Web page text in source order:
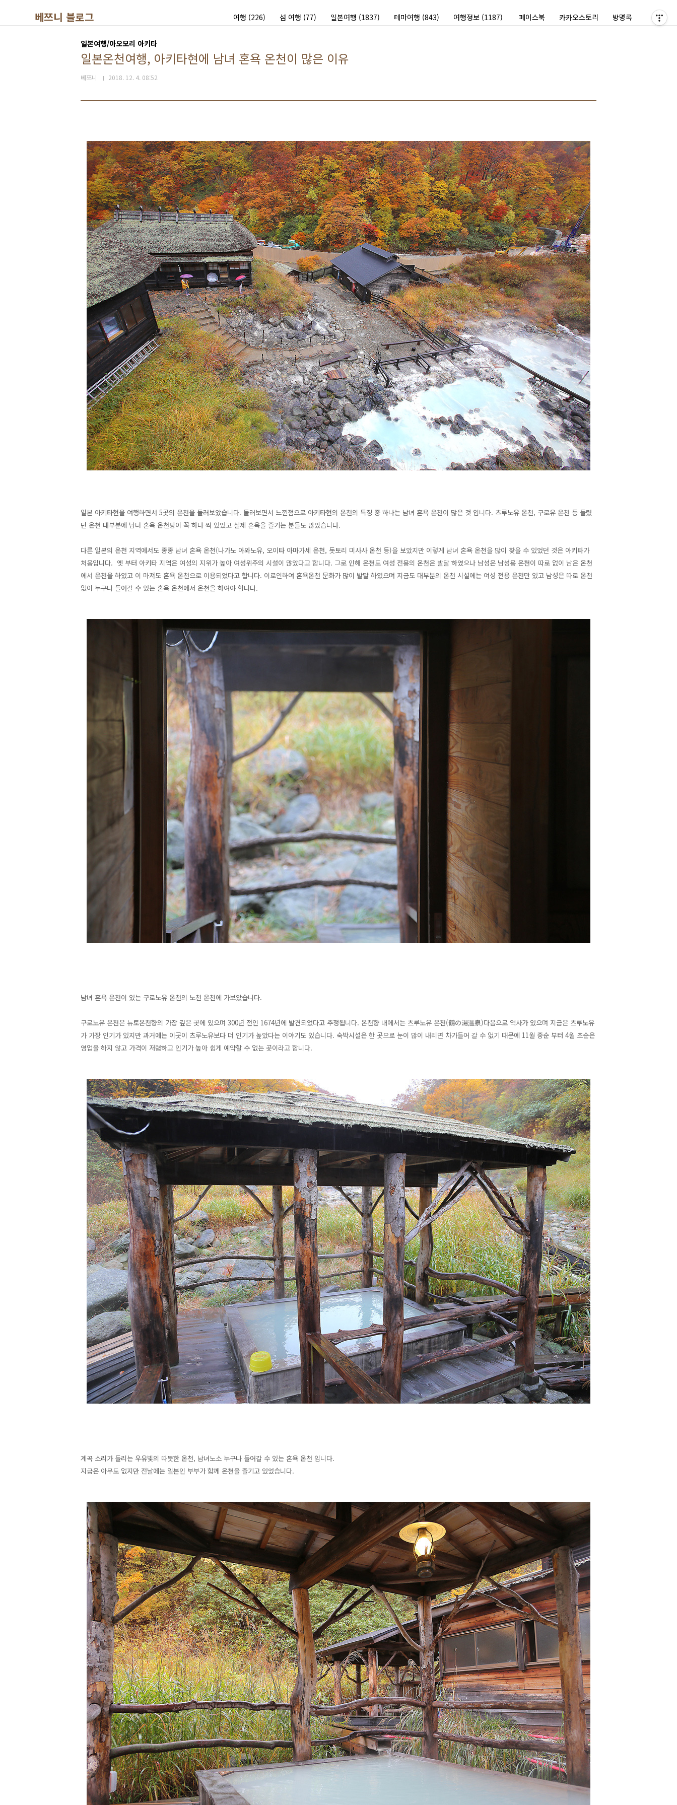
베쯔니 블로그 여행 (226) 섬 여행 (77) 일본여행 (1837) 테마여행 (843) 여행정보 (1187) 페이스북 카카오스토리 방명록
일본여행/아오모리 아키타
일본온천여행, 아키타현에 남녀 혼욕 온천이 많은 이유
베쯔니 2018. 12. 4. 08:52
일본 아키타현을 여행하면서 5곳의 온천을 둘러보았습니다. 둘러보면서 느낀점으로 아키타현의 온천의 특징 중 하나는 남녀 혼욕 온천이 많은 것 입니다. 츠루노유 온천, 구로유 온천 등 들렸
던 온천 대부분에 남녀 혼욕 온천탕이 꼭 하나 씩 있었고 실제 혼욕을 즐기는 분들도 많았습니다.
다른 일본의 온천 지역에서도 종종 남녀 혼욕 온천(나가노 아와노유, 오이타 아마가세 온천, 돗토리 미사사 온천 등)을 보았지만 이렇게 남녀 혼욕 온천을 많이 찾을 수 있었던 것은 아키타가
처음입니다. 옛 부터 아키타 지역은 여성의 지위가 높아 여성위주의 시설이 많았다고 합니다. 그로 인해 온천도 여성 전용의 온천은 발달 하였으나 남성은 남성용 온천이 따로 없이 남은 온천
에서 온천을 하였고 이 마져도 혼욕 온천으로 이용되었다고 합니다. 이로인하여 혼욕온천 문화가 많이 발달 하였으며 지금도 대부분의 온천 시설에는 여성 전용 온천만 있고 남성은 따로 온천
없이 누구나 들어갈 수 있는 혼욕 온천에서 온천을 하여야 합니다.
남녀 혼욕 온천이 있는 구로노유 온천의 노천 온천에 가보았습니다.
구로노유 온천은 뉴토온천향의 가장 깊은 곳에 있으며 300년 전인 1674년에 발견되었다고 추정됩니다. 온천향 내에서는 츠루노유 온천(鶴の湯温泉)다음으로 역사가 있으며 지금은 츠루노유
가 가장 인기가 있지만 과거에는 이곳이 츠루노유보다 더 인기가 높았다는 이야기도 있습니다. 숙박시설은 한 곳으로 눈이 많이 내리면 차가들어 갈 수 없기 때문에 11월 중순 부터 4월 초순은
영업을 하지 않고 가격이 저렴하고 인기가 높아 쉽게 예약할 수 없는 곳이라고 합니다.
계곡 소리가 들리는 우유빛의 따뜻한 온천, 남녀노소 누구나 들어갈 수 있는 혼욕 온천 입니다.
지금은 아무도 없지만 전날에는 일본인 부부가 함께 온천을 즐기고 있었습니다.